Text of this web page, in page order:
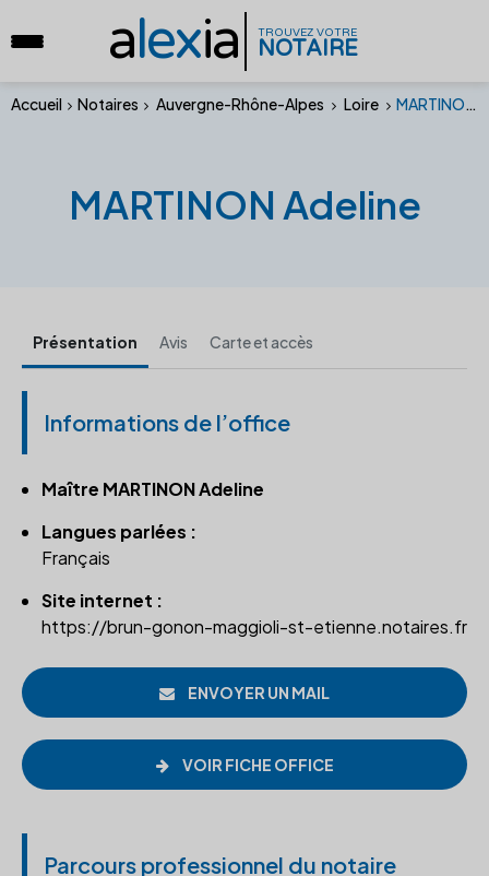
alexia TROUVEZ VOTRE
NOTAIRE
Accueil Notaires Auvergne-Rhône-Alpes Loire MARTINON Adeline
MARTINON Adeline
Présentation Avis Carte et accès
Informations de l’office
Maître MARTINON Adeline
Langues parlées :
Français
Site internet :
https://brun-gonon-maggioli-st-etienne.notaires.fr
ENVOYER UN MAIL
VOIR FICHE OFFICE
Parcours professionnel du notaire